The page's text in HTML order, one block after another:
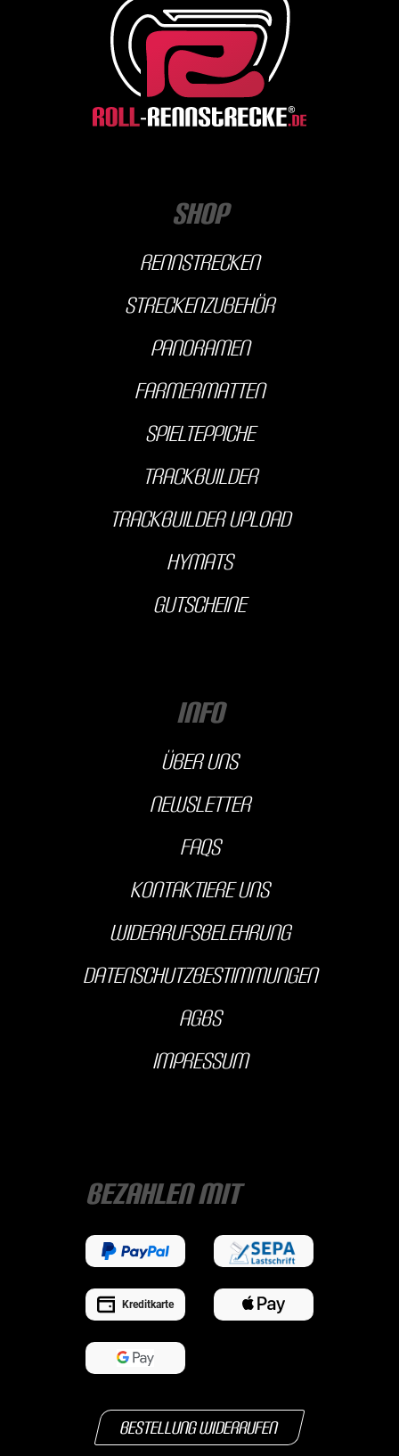
Shop
Rennstrecken
streckenzubehör
Panoramen
farmermatten
Spielteppiche
Trackbuilder
Trackbuilder Upload
hyMats
Gutscheine
INFO
über uns
Newsletter
FAQs
kontaktiere uns
Widerrufsbelehrung
Datenschutzbestimmungen
AGBS
Impressum
Bezahlen mit
Kreditkarte
Bestellung widerrufen